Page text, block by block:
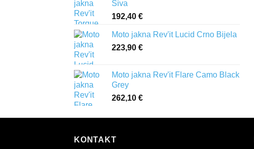
Siva
192,40 €
Moto jakna Rev'it Lucid Crno Bijela
223,90 €
Moto jakna Rev'it Flare Camo Black
Grey
262,10 €
KONTAKT